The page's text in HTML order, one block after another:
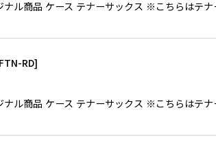
商品 ケース テナーサックス ※こちらはテナ
RD]
商品 ケース テナーサックス ※こちらはテナ